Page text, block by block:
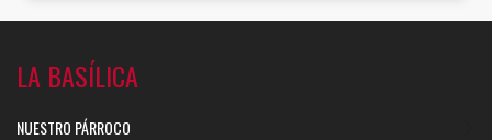
LA BASÍLICA
NUESTRO PÁRROCO